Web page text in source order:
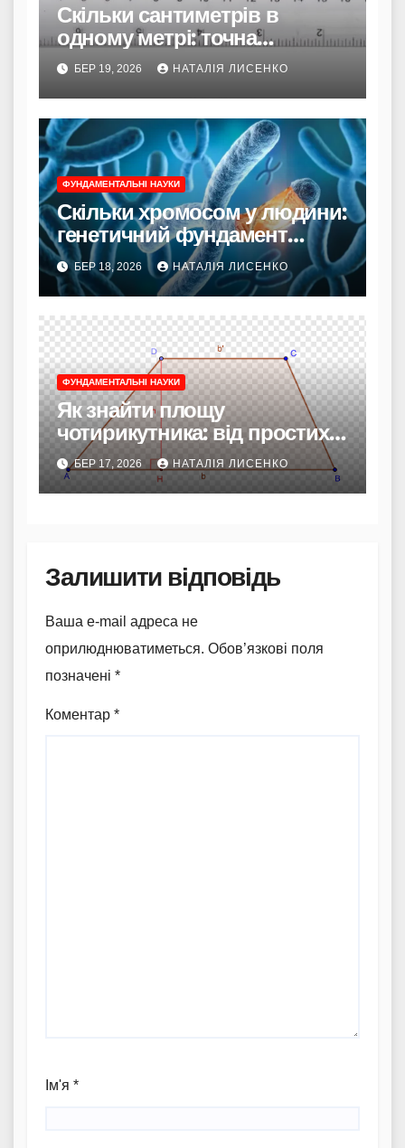
Скільки сантиметрів в
одному метрі: точна
формула та приховані
нюанси
БЕР 19, 2026 НАТАЛІЯ ЛИСЕНКО
ФУНДАМЕНТАЛЬНІ НАУКИ
Скільки хромосом у людини:
генетичний фундамент
нашого існування
БЕР 18, 2026 НАТАЛІЯ ЛИСЕНКО
ФУНДАМЕНТАЛЬНІ НАУКИ
Як знайти площу
чотирикутника: від простих
фігур до складних
розрахунків
БЕР 17, 2026 НАТАЛІЯ ЛИСЕНКО
Залишити відповідь
Ваша e-mail адреса не
оприлюднюватиметься. Обов’язкові поля
позначені *
Коментар *
Ім'я *